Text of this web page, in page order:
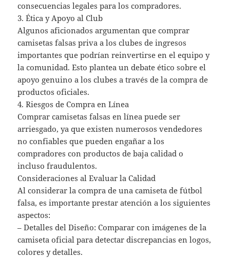
consecuencias legales para los compradores.
3. Ética y Apoyo al Club
Algunos aficionados argumentan que comprar
camisetas falsas priva a los clubes de ingresos
importantes que podrían reinvertirse en el equipo y
la comunidad. Esto plantea un debate ético sobre el
apoyo genuino a los clubes a través de la compra de
productos oficiales.
4. Riesgos de Compra en Línea
Comprar camisetas falsas en línea puede ser
arriesgado, ya que existen numerosos vendedores
no confiables que pueden engañar a los
compradores con productos de baja calidad o
incluso fraudulentos.
Consideraciones al Evaluar la Calidad
Al considerar la compra de una camiseta de fútbol
falsa, es importante prestar atención a los siguientes
aspectos:
– Detalles del Diseño: Comparar con imágenes de la
camiseta oficial para detectar discrepancias en logos,
colores y detalles.